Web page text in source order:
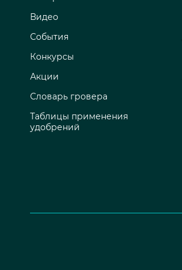
Видео
События
Конкурсы
Акции
Словарь гровера
Таблицы применения
удобрений